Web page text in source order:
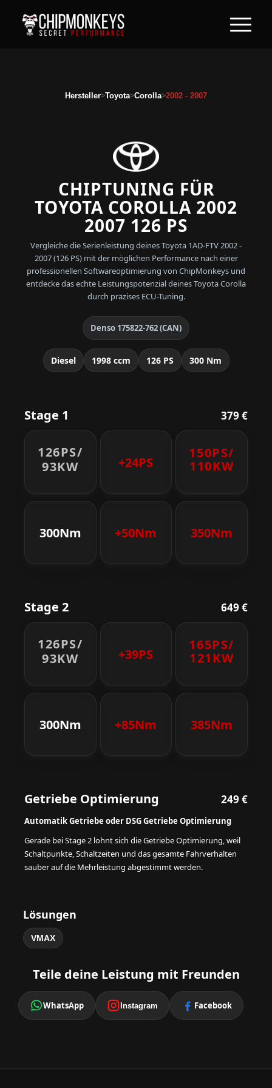
Hersteller>Toyota>Corolla>2002 - 2007
CHIPTUNING FÜR
TOYOTA COROLLA 2002
2007 126 PS
Vergleiche die Serienleistung deines Toyota 1AD-FTV 2002 -
2007 (126 PS) mit der möglichen Performance nach einer
professionellen Softwareoptimierung von ChipMonkeys und
entdecke das echte Leistungspotenzial deines Toyota Corolla
durch präzises ECU-Tuning.
Denso 175822-762 (CAN)
Diesel 1998 ccm 126 PS 300 Nm
Stage 1 379 €
126PS/
93KW
+24PS
150PS/
110KW
300Nm +50Nm 350Nm
Stage 2 649 €
126PS/
93KW
+39PS
165PS/
121KW
300Nm +85Nm 385Nm
Getriebe Optimierung 249 €
Automatik Getriebe oder DSG Getriebe Optimierung
Gerade bei Stage 2 lohnt sich die Getriebe Optimierung, weil
Schaltpunkte, Schaltzeiten und das gesamte Fahrverhalten
sauber auf die Mehrleistung abgestimmt werden.
Lösungen
VMAX
Teile deine Leistung mit Freunden
WhatsApp Instagram Facebook